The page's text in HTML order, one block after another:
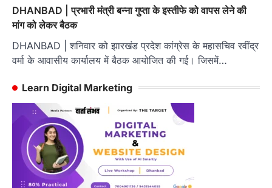
DHANBAD | प्रभारी मंत्री बन्ना गुप्ता के इस्तीफे को वापस लेने की
मांग को लेकर बैठक
DHANBAD | शनिवार को झारखंड प्रदेश कांग्रेस के महासचिव रवींद्र
वर्मा के आवासीय कार्यालय में बैठक आयोजित की गई। जिसमें…
Learn Digital Marketing